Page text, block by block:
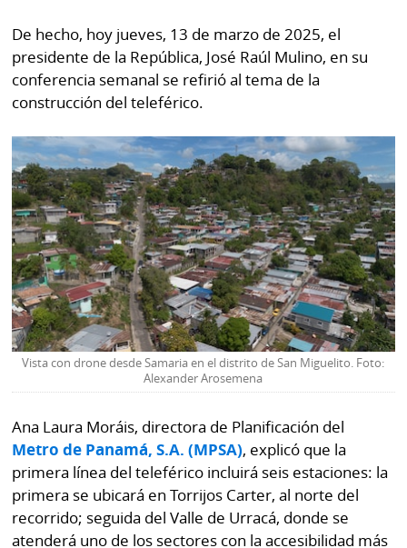
De hecho, hoy jueves, 13 de marzo de 2025, el
presidente de la República, José Raúl Mulino, en su
conferencia semanal se refirió al tema de la
construcción del teleférico.
Vista con drone desde Samaria en el distrito de San Miguelito. Foto:
Alexander Arosemena
Ana Laura Moráis, directora de Planificación del
Metro de Panamá, S.A. (MPSA), explicó que la
primera línea del teleférico incluirá seis estaciones: la
primera se ubicará en Torrijos Carter, al norte del
recorrido; seguida del Valle de Urracá, donde se
atenderá uno de los sectores con la accesibilidad más